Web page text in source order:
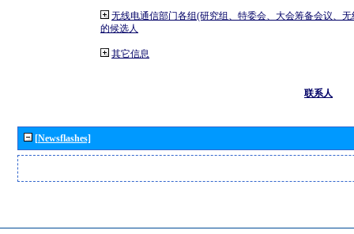
无线电通信部门各组(研究组、特委会、大会筹备会议、
的候选人
其它信息
联系人
[Newsflashes]